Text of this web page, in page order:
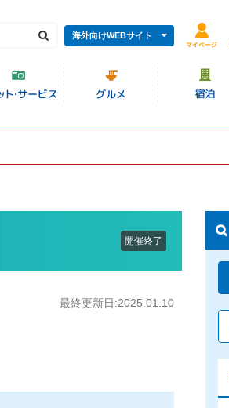
海外向けWEBサイト
開催終了
最終更新日:2025.01.10